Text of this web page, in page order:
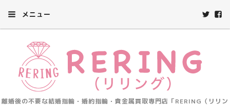
メニュー
離婚後の不要な結婚指輪・婚約指輪・貴金属買取専門店「RERING（リリン